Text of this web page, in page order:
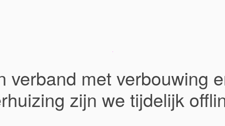
verband met verbouwing
zijn we tijdelijk